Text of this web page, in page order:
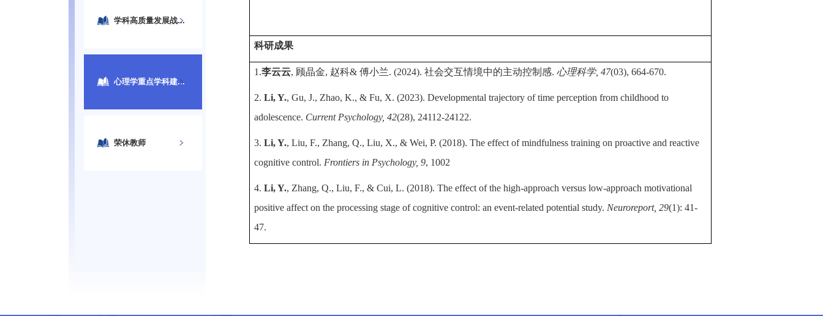
学科高质量发展战...
心理学重点学科建...
荣休教师
科研成果
1.李云云, 顾晶金, 赵科& 傅小兰. (2024). 社会交互情境中的主动控制感. 心理科学, 47(03), 664-670.
2. Li, Y., Gu, J., Zhao, K., & Fu, X. (2023). Developmental trajectory of time perception from childhood to
adolescence. Current Psychology, 42(28), 24112-24122.
3. Li, Y., Liu, F., Zhang, Q., Liu, X., & Wei, P. (2018). The effect of mindfulness training on proactive and reactive
cognitive control. Frontiers in Psychology, 9, 1002
4. Li, Y., Zhang, Q., Liu, F., & Cui, L. (2018). The effect of the high-approach versus low-approach motivational
positive affect on the processing stage of cognitive control: an event-related potential study. Neuroreport, 29(1): 41-
47.